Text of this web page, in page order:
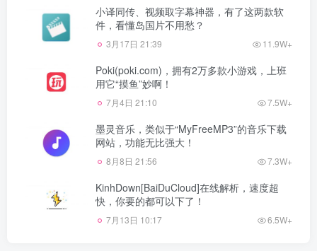
小译同传、视频取字幕神器，有了这两款软
件，看懂岛国片不用愁？
3月17日 21:39 11.9W+
Poki(poki.com)，拥有2万多款小游戏，上班
用它“摸鱼”妙啊！
7月4日 21:10 7.5W+
墨灵音乐，类似于“MyFreeMP3”的音乐下载
网站，功能无比强大！
8月8日 21:56 7.3W+
KinhDown[BaiDuCloud]在线解析，速度超
快，你要的都可以下了！
7月13日 10:17 6.5W+